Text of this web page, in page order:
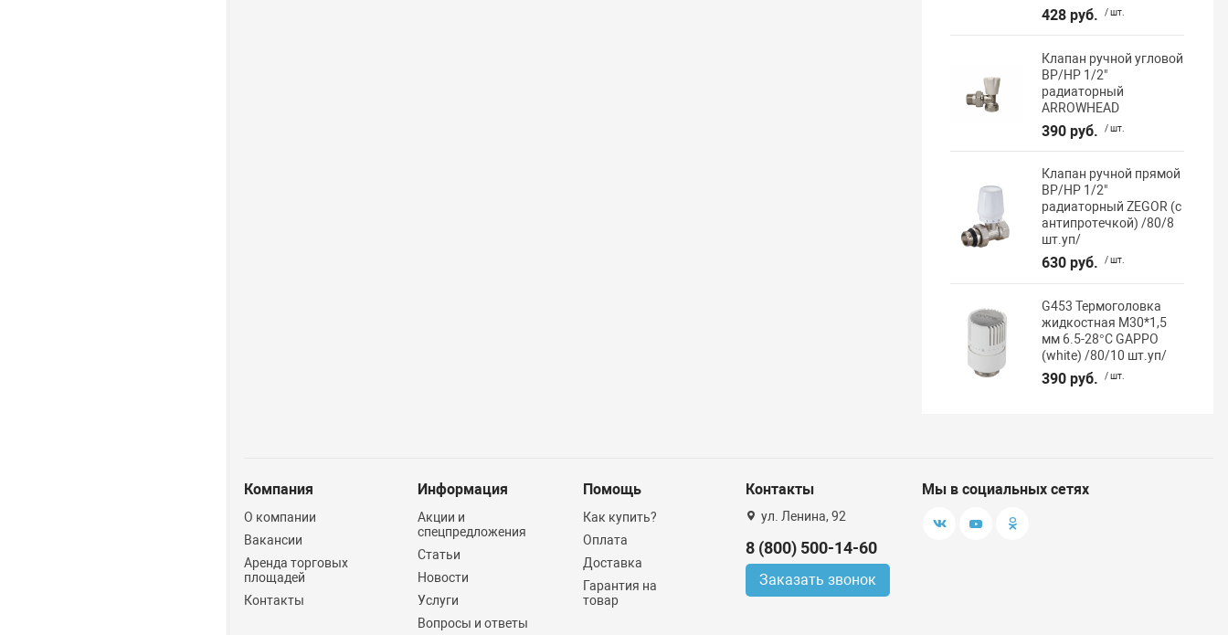
428 руб. / шт.
Клапан ручной угловой
ВР/НР 1/2"
радиаторный
ARROWHEAD
390 руб. / шт.
Клапан ручной прямой
ВР/НР 1/2"
радиаторный ZEGOR (с
антипротечкой) /80/8
шт.уп/
630 руб. / шт.
G453 Термоголовка
жидкостная М30*1,5
мм 6.5-28°C GAPPO
(white) /80/10 шт.уп/
390 руб. / шт.
Компания
О компании
Вакансии
Аренда торговых
площадей
Контакты
Информация
Акции и
спецпредложения
Статьи
Новости
Услуги
Вопросы и ответы
Помощь
Как купить?
Оплата
Доставка
Гарантия на
товар
Контакты
ул. Ленина, 92
8 (800) 500-14-60
Заказать звонок
Мы в социальных сетях